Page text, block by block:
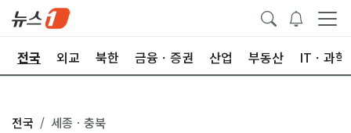
전국 외교 북한 금융ㆍ증권 산업 부동산 ITㆍ과학
전국 세종ㆍ충북